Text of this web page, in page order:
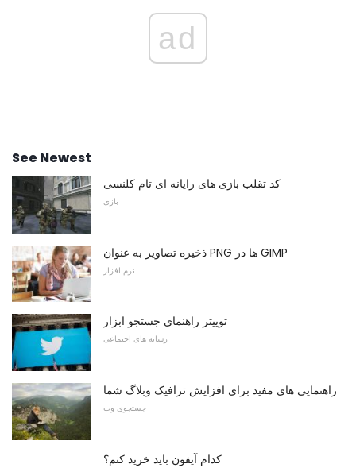
ad
See Newest
کد تقلب بازی های رایانه ای تام کلنسی
بازی
ذخیره تصاویر به عنوان PNG ها در GIMP
نرم افزار
توییتر راهنمای جستجو ابزار
رسانه های اجتماعی
راهنمایی های مفید برای افزایش ترافیک وبلاگ شما
جستجوی وب
کدام آیفون باید خرید کنم؟